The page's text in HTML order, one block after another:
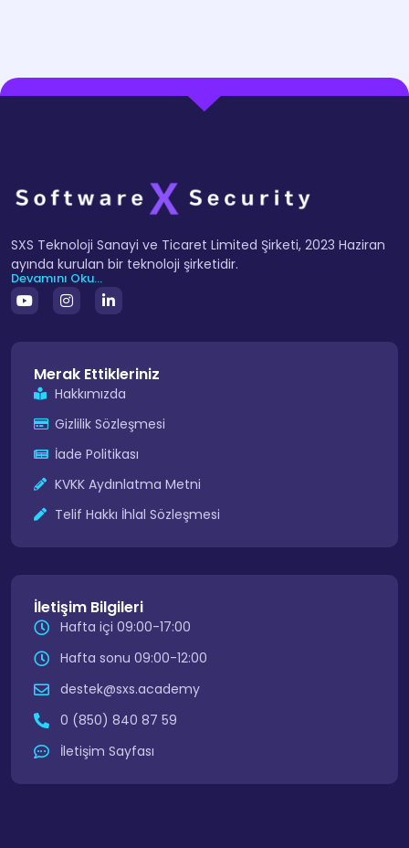
SXS Teknoloji Sanayi ve Ticaret Limited Şirketi, 2023 Haziran
ayında kurulan bir teknoloji şirketidir.
Devamını Oku...
Merak Ettikleriniz
Hakkımızda
Gizlilik Sözleşmesi
İade Politikası
KVKK Aydınlatma Metni
Telif Hakkı İhlal Sözleşmesi
İletişim Bilgileri
Hafta içi 09:00-17:00
Hafta sonu 09:00-12:00
destek@sxs.academy
0 (850) 840 87 59
İletişim Sayfası